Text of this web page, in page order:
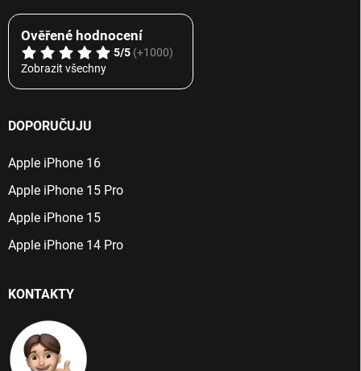
Ověřené hodnocení
5/5 (+1000)
Zobrazit všechny
DOPORUČUJU
Apple iPhone 16
Apple iPhone 15 Pro
Apple iPhone 15
Apple iPhone 14 Pro
KONTAKTY